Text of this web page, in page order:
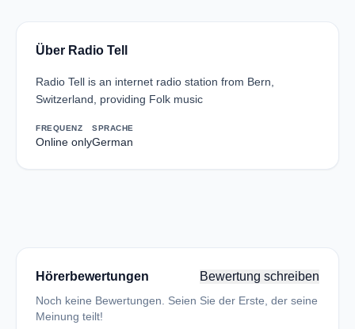
Über Radio Tell
Radio Tell is an internet radio station from Bern,
Switzerland, providing Folk music
FREQUENZ
Online only
SPRACHE
German
Hörerbewertungen Bewertung schreiben
Noch keine Bewertungen. Seien Sie der Erste, der seine
Meinung teilt!